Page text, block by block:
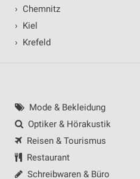
› Chemnitz
› Kiel
› Krefeld
Mode & Bekleidung
Optiker & Hörakustik
Reisen & Tourismus
Restaurant
Schreibwaren & Büro